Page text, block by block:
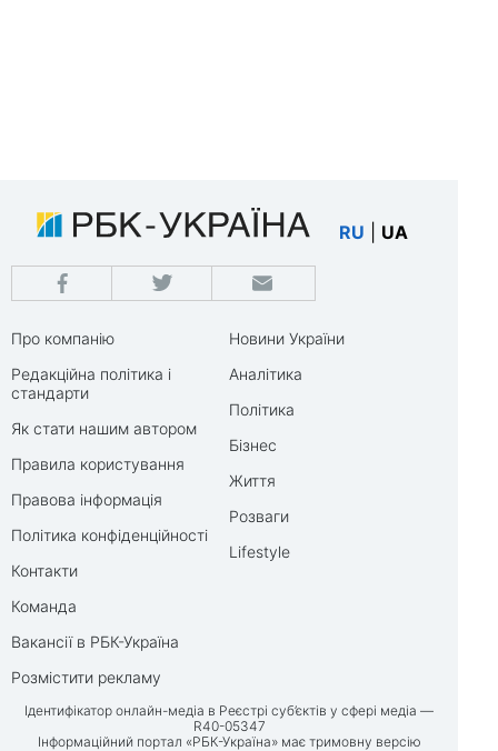
RU UA
Про компанію
Редакційна політика і
стандарти
Як стати нашим автором
Правила користування
Правова інформація
Політика конфіденційності
Контакти
Команда
Вакансії в РБК-Україна
Розмістити рекламу
Новини України
Аналітика
Політика
Бізнес
Життя
Розваги
Lifestyle
Ідентифікатор онлайн-медіа в Реєстрі суб’єктів у сфері медіа —
R40-05347
Інформаційний портал «РБК-Україна» має тримовну версію